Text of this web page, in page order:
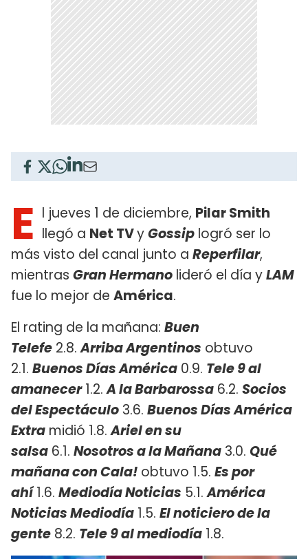
E l jueves 1 de diciembre, Pilar Smith
llegó a Net TVyGossip logró ser lo
más visto del canal junto a Reperfilar,
mientras Gran Hermano lideró el día yLAM
fue lo mejor de América.
El rating de la mañana: Buen
Telefe 2.8.Arriba Argentinos obtuvo
2.1. Buenos Días América 0.9. Tele 9 al
amanecer1.2.A la Barbarossa 6.2. Socios
del Espectáculo 3.6. Buenos Días América
Extra midió 1.8.Ariel en su
salsa 6.1. Nosotros a la Mañana 3.0. Qué
mañana con Cala! obtuvo 1.5. Es por
ahí1.6. Mediodía Noticias 5.1.América
Noticias Mediodía 1.5. El noticiero de la
gente 8.2. Tele 9 al mediodía 1.8.